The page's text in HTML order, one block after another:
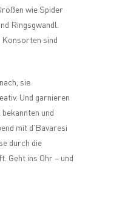
wie Spider
Ringsgwandl.
Konsorten sind
sie
Und garnieren
und
mit d’Bavaresi
durch die
Geht ins Ohr – und